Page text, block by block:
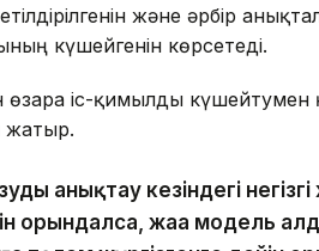
және әрбір
күшейгенін көрсетеді.
өзара іс-қимылды
жатыр.
анықтау кезіндегі
орындалса, жаңа модель